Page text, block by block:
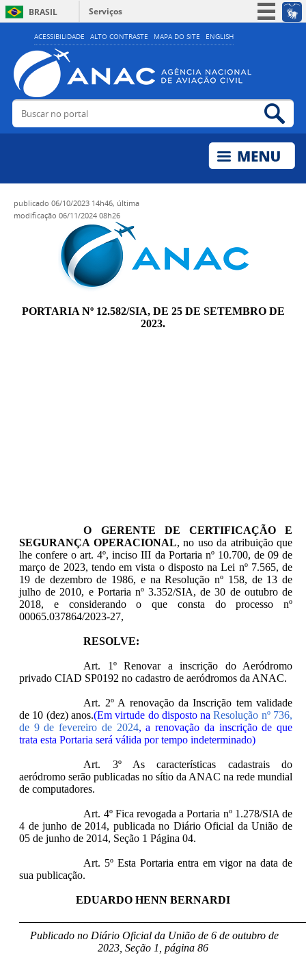
ACESSIBILIDADE ALTO CONTRASTE MAPA DO SITE ENGLISH
BRASIL
Serviços
Simplifique!
Acesso à informação
Legislação
Buscar no portal
publicado 06/10/2023 14h46, última
modificação 06/11/2024 08h26
PORTARIA Nº 12.582/SIA, DE 25 DE SETEMBRO DE
2023.
O GERENTE DE CERTIFICAÇÃO E
SEGURANÇA OPERACIONAL, no uso da atribuição que
lhe confere o art. 4º, inciso III da Portaria nº 10.700, de 09 de
março de 2023, tendo em vista o disposto na Lei nº 7.565, de
19 de dezembro de 1986, e na Resolução nº 158, de 13 de
julho de 2010, e Portaria nº 3.352/SIA, de 30 de outubro de
2018, e considerando o que consta do processo nº
00065.037864/2023-27,
RESOLVE:
Art. 1º Renovar a inscrição do Aeródromo
privado CIAD SP0192 no cadastro de aeródromos da ANAC.
Art. 2º A renovação da Inscrição tem validade
de 10 (dez) anos.(Em virtude do disposto naResolução nº 736,
de 9 de fevereiro de 2024, a renovação da inscrição de que
trata esta Portaria será válida por tempo indeterminado)
Art. 3º As características cadastrais do
aeródromo serão publicadas no sítio da ANAC na rede mundial
de computadores.
Art. 4º Fica revogada a Portaria nº 1.278/SIA de
4 de junho de 2014, publicada no Diário Oficial da União de
05 de junho de 2014, Seção 1 Página 04.
Art. 5º Esta Portaria entra em vigor na data de
sua publicação.
EDUARDO HENN BERNARDI
Publicado no Diário Oficial da União de 6 de outubro de
2023, Seção 1, página 86